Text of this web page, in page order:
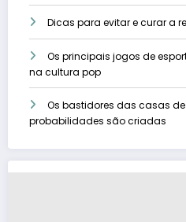
Dicas para evitar e curar a
Os principais jogos de
na cultura pop
Os bastidores das casas
probabilidades são criadas